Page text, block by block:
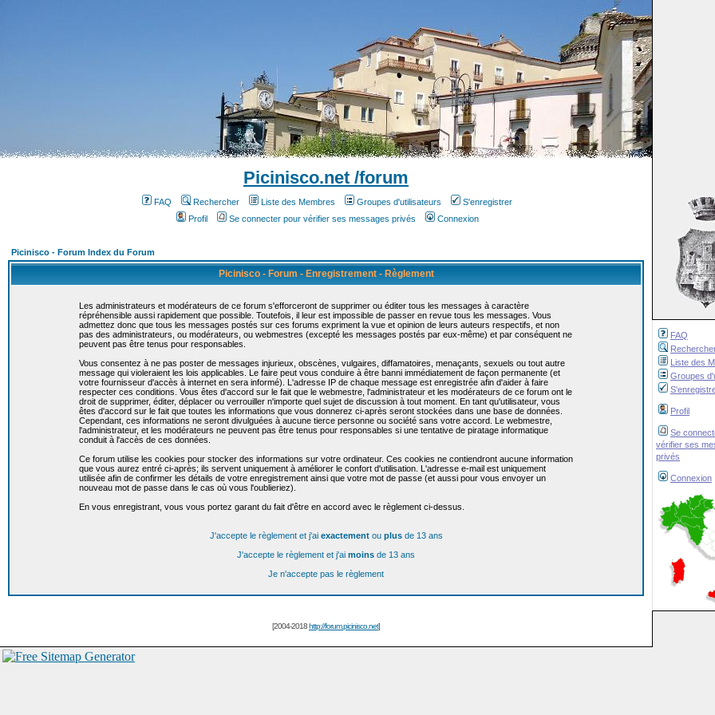
FAQ
Liste des
Groupes
Profil
Se
vérifier ses
privés
Connexion
Picinisco.net /forum
FAQ Rechercher Liste des Membres Groupes d'utilisateurs
S'enregistrer
Profil
Se connecter pour vérifier ses messages privés Connexion
Picinisco - Forum Index du Forum
Picinisco - Forum - Enregistrement - Règlement
Les administrateurs et modérateurs de ce forum s'efforceront de supprimer ou éditer tous les messages à caractère
répréhensible aussi rapidement que possible. Toutefois, il leur est impossible de passer en revue tous les messages. Vous
admettez donc que tous les messages postés sur ces forums expriment la vue et opinion de leurs auteurs respectifs, et non
pas des administrateurs, ou modérateurs, ou webmestres (excepté les messages postés par eux-même) et par conséquent ne
peuvent pas être tenus pour responsables.
Vous consentez à ne pas poster de messages injurieux, obscènes, vulgaires, diffamatoires, menaçants, sexuels ou tout autre
message qui violeraient les lois applicables. Le faire peut vous conduire à être banni immédiatement de façon permanente (et
votre fournisseur d'accès à internet en sera informé). L'adresse IP de chaque message est enregistrée afin d'aider à faire
respecter ces conditions. Vous êtes d'accord sur le fait que le webmestre, l'administrateur et les modérateurs de ce forum ont le
droit de supprimer, éditer, déplacer ou verrouiller n'importe quel sujet de discussion à tout moment. En tant qu'utilisateur, vous
êtes d'accord sur le fait que toutes les informations que vous donnerez ci-après seront stockées dans une base de données.
Cependant, ces informations ne seront divulguées à aucune tierce personne ou société sans votre accord. Le webmestre,
l'administrateur, et les modérateurs ne peuvent pas être tenus pour responsables si une tentative de piratage informatique
conduit à l'accès de ces données.
Ce forum utilise les cookies pour stocker des informations sur votre ordinateur. Ces cookies ne contiendront aucune information
que vous aurez entré ci-après; ils servent uniquement à améliorer le confort d'utilisation. L'adresse e-mail est uniquement
utilisée afin de confirmer les détails de votre enregistrement ainsi que votre mot de passe (et aussi pour vous envoyer un
nouveau mot de passe dans le cas où vous l'oublieriez).
En vous enregistrant, vous vous portez garant du fait d'être en accord avec le règlement ci-dessus.
J'accepte le règlement et j'ai exactementou plusde 13 ans
J'accepte le règlement et j'ai moins de 13 ans
Je n'accepte pas le règlement
[2004-2018http://forum.picinisco.net]